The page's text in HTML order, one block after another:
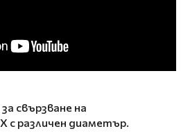
свързване на
с различен диаметър.